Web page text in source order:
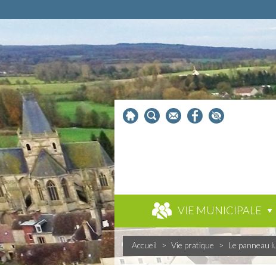
VIE MUNICIPALE
Accueil > Vie pratique > Le panneau